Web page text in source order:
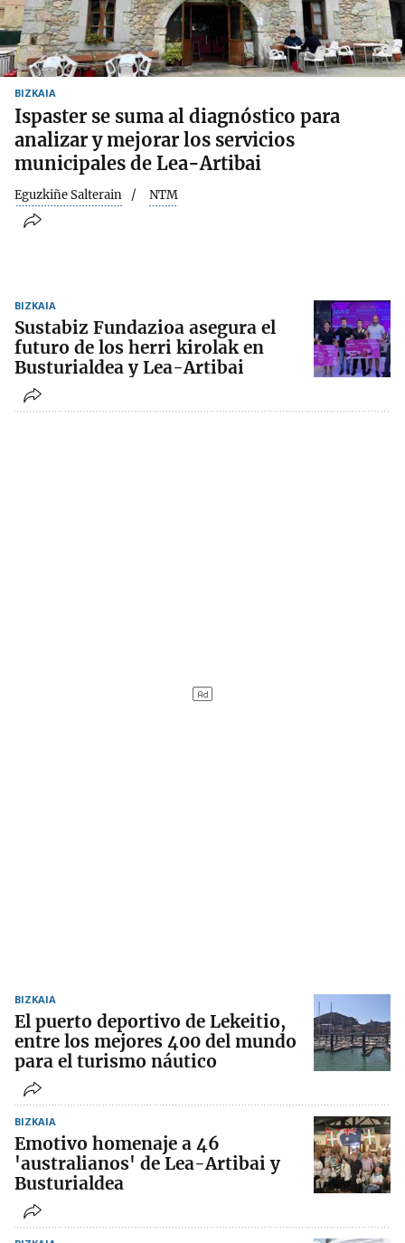
BIZKAIA
Ispaster se suma al diagnóstico para
analizar y mejorar los servicios
municipales de Lea-Artibai
Eguzkiñe Salterain NTM
BIZKAIA
Sustabiz Fundazioa asegura el
futuro de los herri kirolak en
Busturialdea y Lea-Artibai
BIZKAIA
El puerto deportivo de Lekeitio,
entre los mejores 400 del mundo
para el turismo náutico
BIZKAIA
Emotivo homenaje a 46
'australianos' de Lea-Artibai y
Busturialdea